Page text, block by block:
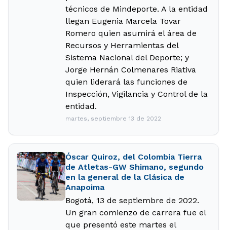
técnicos de Mindeporte. A la entidad
llegan Eugenia Marcela Tovar
Romero quien asumirá el área de
Recursos y Herramientas del
Sistema Nacional del Deporte; y
Jorge Hernán Colmenares Riativa
quien liderará las funciones de
Inspección, Vigilancia y Control de la
entidad.
martes, septiembre 13 de 2022
Óscar Quiroz, del Colombia Tierra
de Atletas-GW Shimano, segundo
en la general de la Clásica de
Anapoima
Bogotá, 13 de septiembre de 2022.
Un gran comienzo de carrera fue el
que presentó este martes el